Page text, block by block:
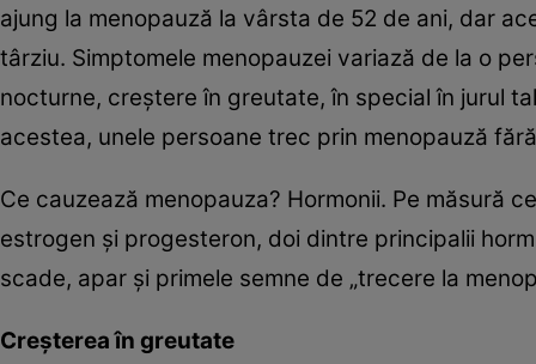
ajung la menopauză la vârsta de 52 de ani, dar
târziu. Simptomele menopauzei variază de la o
nocturne, creștere în greutate, în special în jurul
acestea, unele persoane trec prin menopauză
Ce cauzează menopauza? Hormonii. Pe măsură
estrogen și progesteron, doi dintre principalii
scade, apar și primele semne de „trecere la
Creșterea în greutate